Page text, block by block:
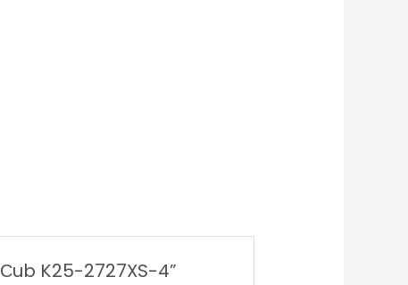
Сub K25-2727XS-4”